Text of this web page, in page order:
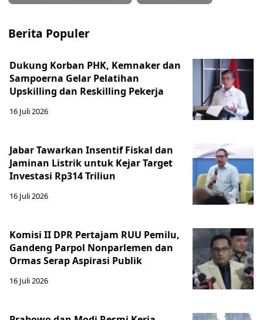
Berita Populer
Dukung Korban PHK, Kemnaker dan
Sampoerna Gelar Pelatihan
Upskilling dan Reskilling Pekerja
16 Juli 2026
Jabar Tawarkan Insentif Fiskal dan
Jaminan Listrik untuk Kejar Target
Investasi Rp314 Triliun
16 Juli 2026
Komisi II DPR Pertajam RUU Pemilu,
Gandeng Parpol Nonparlemen dan
Ormas Serap Aspirasi Publik
16 Juli 2026